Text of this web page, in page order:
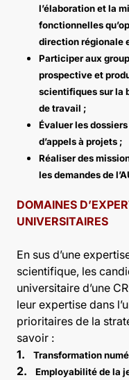
l’élaboration et la
fonctionnelles
direction régionale
Participer aux
prospective et
scientifiques sur la
de travail ;
Évaluer les dossiers
d’appels à projets ;
Réaliser des
les demandes de
DOMAINES
UNIVERSITAIRES
En sus d’une
scientifique, les
universitaire d’une
leur expertise dans
prioritaires de la
savoir :
1.
Transformation
2. Employabilité de la